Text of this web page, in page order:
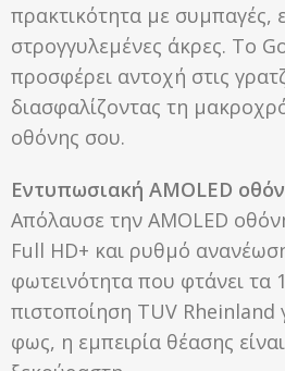
πρακτικότητα με συμπαγές,
στρογγυλεμένες άκρες. Το
προσφέρει αντοχή στις
διασφαλίζοντας τη
οθόνης σου.
Εντυπωσιακή AMOLED
Απόλαυσε την AMOLED
Full HD+ και ρυθμό
φωτεινότητα που φτάνει τα
πιστοποίηση TUV Rheinland
φως, η εμπειρία θέασης